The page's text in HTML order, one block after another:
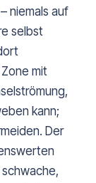
niemals auf
selbst
mit
kann;
Der